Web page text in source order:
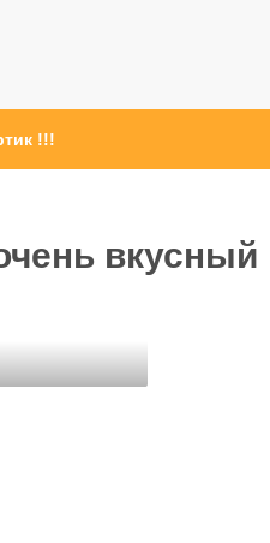
!!!
вкусный